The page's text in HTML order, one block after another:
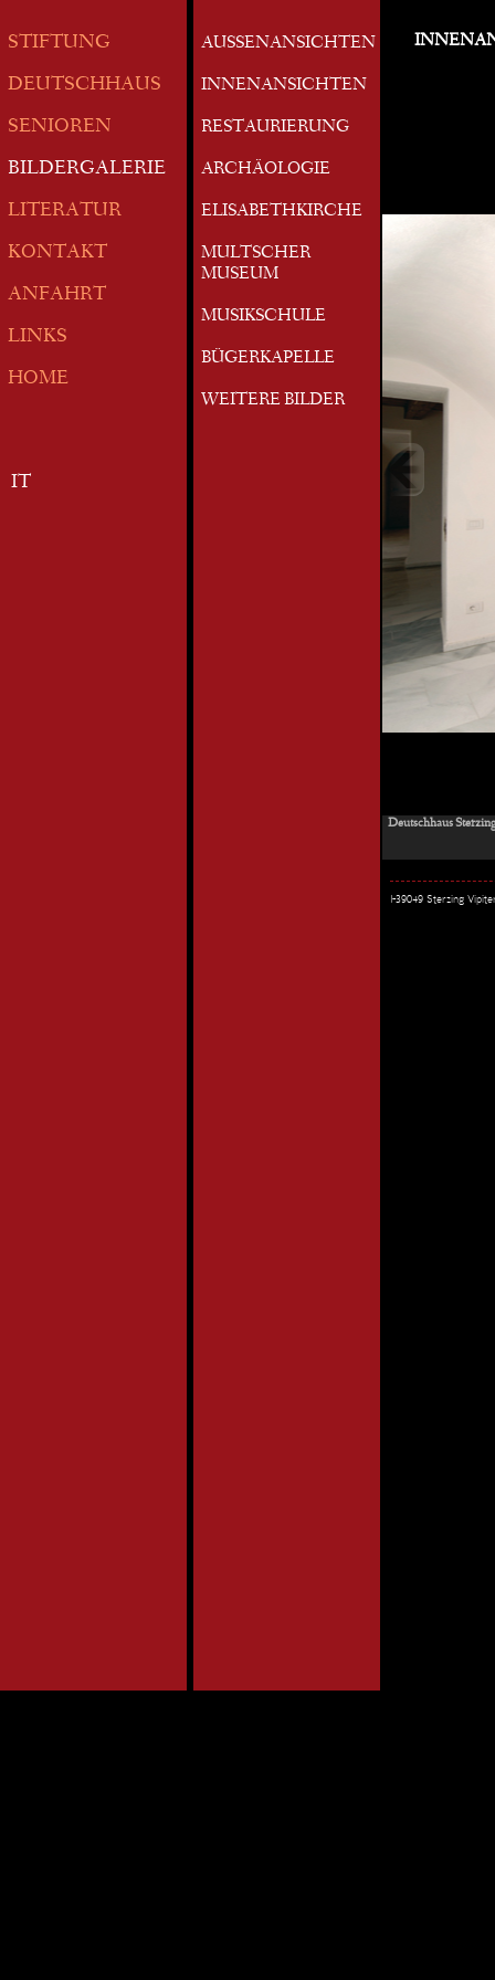
STIFTUNG
DEUTSCHHAUS
SENIOREN
BILDERGALERIE
LITERATUR
KONTAKT
ANFAHRT
LINKS
HOME
IT
AUSSENANSICHTEN
INNENANSICHTEN
RESTAURIERUNG
ARCHÄOLOGIE
ELISABETHKIRCHE
MULTSCHER
MUSEUM
MUSIKSCHULE
BÜGERKAPELLE
WEITERE BILDER
Deutschhaus
I-39049 Sterzing